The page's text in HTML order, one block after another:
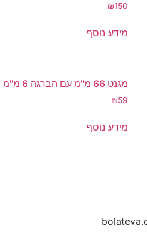
₪150
מידע נוסף
מגנט 66 מ"מ עם הברגה 6 מ"מ
₪59
מידע נוסף